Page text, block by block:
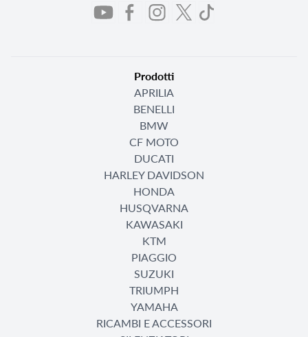
Prodotti
APRILIA
BENELLI
BMW
CF MOTO
DUCATI
HARLEY DAVIDSON
HONDA
HUSQVARNA
KAWASAKI
KTM
PIAGGIO
SUZUKI
TRIUMPH
YAMAHA
RICAMBI E ACCESSORI